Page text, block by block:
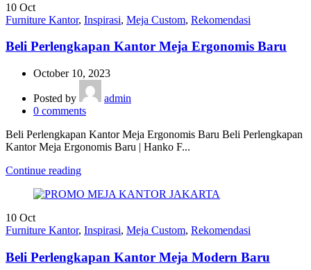
10 Oct
Furniture Kantor, Inspirasi, Meja Custom, Rekomendasi
Beli Perlengkapan Kantor Meja Ergonomis Baru
October 10, 2023
Posted by
admin
0 comments
Beli Perlengkapan Kantor Meja Ergonomis Baru Beli Perlengkapan
Kantor Meja Ergonomis Baru | Hanko F...
Continue reading
10 Oct
Furniture Kantor, Inspirasi, Meja Custom, Rekomendasi
Beli Perlengkapan Kantor Meja Modern Baru